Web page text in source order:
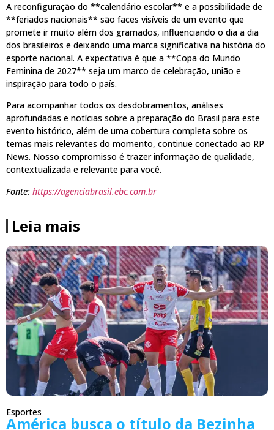
A reconfiguração do **calendário escolar** e a possibilidade de
**feriados nacionais** são faces visíveis de um evento que
promete ir muito além dos gramados, influenciando o dia a dia
dos brasileiros e deixando uma marca significativa na história do
esporte nacional. A expectativa é que a **Copa do Mundo
Feminina de 2027** seja um marco de celebração, união e
inspiração para todo o país.
Para acompanhar todos os desdobramentos, análises
aprofundadas e notícias sobre a preparação do Brasil para este
evento histórico, além de uma cobertura completa sobre os
temas mais relevantes do momento, continue conectado ao RP
News. Nosso compromisso é trazer informação de qualidade,
contextualizada e relevante para você.
Fonte: https://agenciabrasil.ebc.com.br
Leia mais
Esportes
América busca o título da Bezinha